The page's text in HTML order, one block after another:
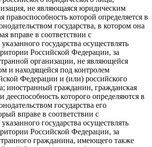
не являющаяся юридическим
правоспособность которой определяется в
государства, в котором она
вправе в соответствии с
государства осуществлять
Российской Федерации, за
организации, не являющейся
и находящейся под контролем
Федерации и (или) российского
иностранный гражданин, гражданская
дееспособность которого определяются в
государства его
вправе в соответствии с
государства осуществлять
Российской Федерации, за
гражданина, имеющего также